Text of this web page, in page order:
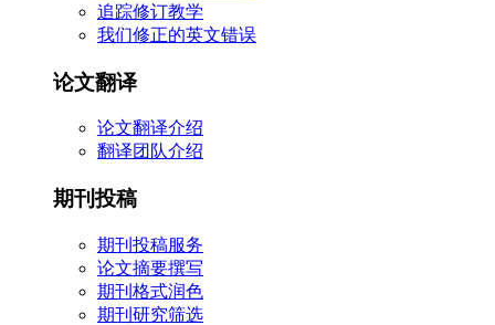
追踪修订教学
我们修正的英文错误
论文翻译
论文翻译介绍
翻译团队介绍
期刊投稿
期刊投稿服务
论文摘要撰写
期刊格式润色
期刊研究筛选